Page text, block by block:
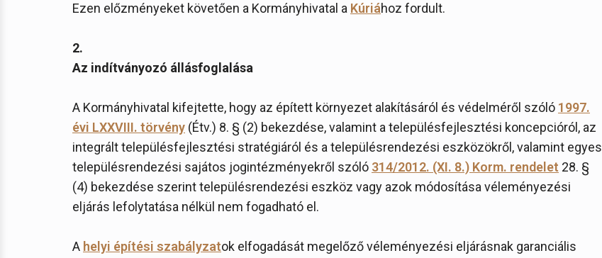
Ezen előzményeket követően a Kormányhivatal a Kúriához fordult.
2.
Az indítványozó állásfoglalása
A Kormányhivatal kifejtette, hogy az épített környezet alakításáról és védelméről szóló 1997.
évi LXXVIII. törvény (Étv.) 8. § (2) bekezdése, valamint a településfejlesztési koncepcióról, az
integrált településfejlesztési stratégiáról és a településrendezési eszközökről, valamint egyes
településrendezési sajátos jogintézményekről szóló 314/2012. (XI. 8.) Korm. rendelet 28. §
(4) bekezdése szerint településrendezési eszköz vagy azok módosítása véleményezési
eljárás lefolytatása nélkül nem fogadható el.
A helyi építési szabályzatok elfogadását megelőző véleményezési eljárásnak garanciális